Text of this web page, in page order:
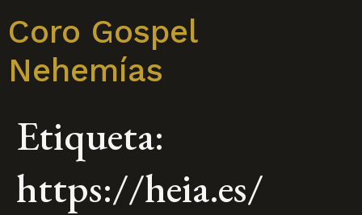
Coro Gospel
Nehemías
Etiqueta:
https://heia.es/